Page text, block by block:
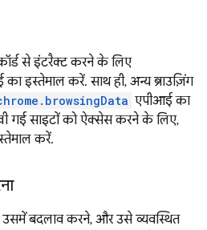
से इंटरैक्ट करने के लिए
इस्तेमाल करें. साथ ही, अन्य ब्राउज़िंग
एपीआई का
गई साइटों को ऐक्सेस करने के लिए,
करें.
उसमें बदलाव करने, और उसे व्यवस्थित